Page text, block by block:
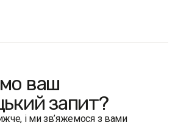
ваш
запит?
і ми зв’яжемося з вами